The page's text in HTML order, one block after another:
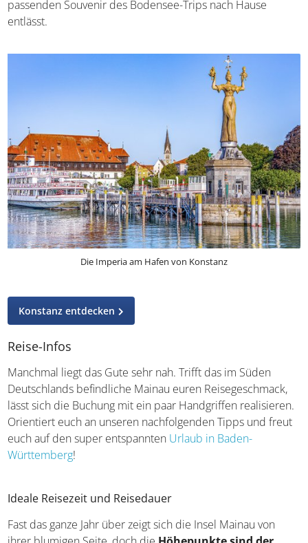
Auch die Imperia, eine in den 1990er-Jahren aufgestellte
mit ihrer imposanten
Erscheinung. Sie ist ein populäres Fotomotiv, das bei
einem Rundgang nicht fehlen darf! Ebenso wenig
verpassen solltet ihr einen Besuch im Konstanzer Münster
oder den Shopping-Bummel, der euch bestimmt mit
einem passenden Souvenir des Bodensee-Trips nach
Hause entlässt.
Die Imperia am Hafen von Konstanz
Konstanz entdecken
Manchmal liegt das Gute sehr nah. Trifft das im Süden
Deutschlands befindliche Mainau euren Reisegeschmack,
lässt sich die Buchung mit ein paar Handgriffen